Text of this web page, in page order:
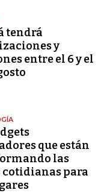
tendrá
y
entre el 6 y el
que están
las
cotidianas para